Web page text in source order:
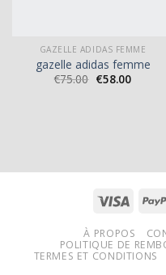
GAZELLE ADIDAS FEMME
gazelle adidas femme
€75.00 €58.00
À PROPOS
POLITIQUE DE
TERMES ET CONDITIONS